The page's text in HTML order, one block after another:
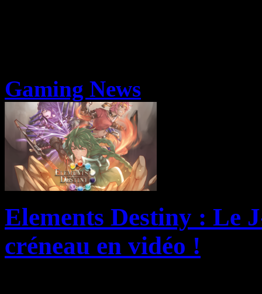
Gaming News
Elements Destiny : Le
créneau en vidéo !